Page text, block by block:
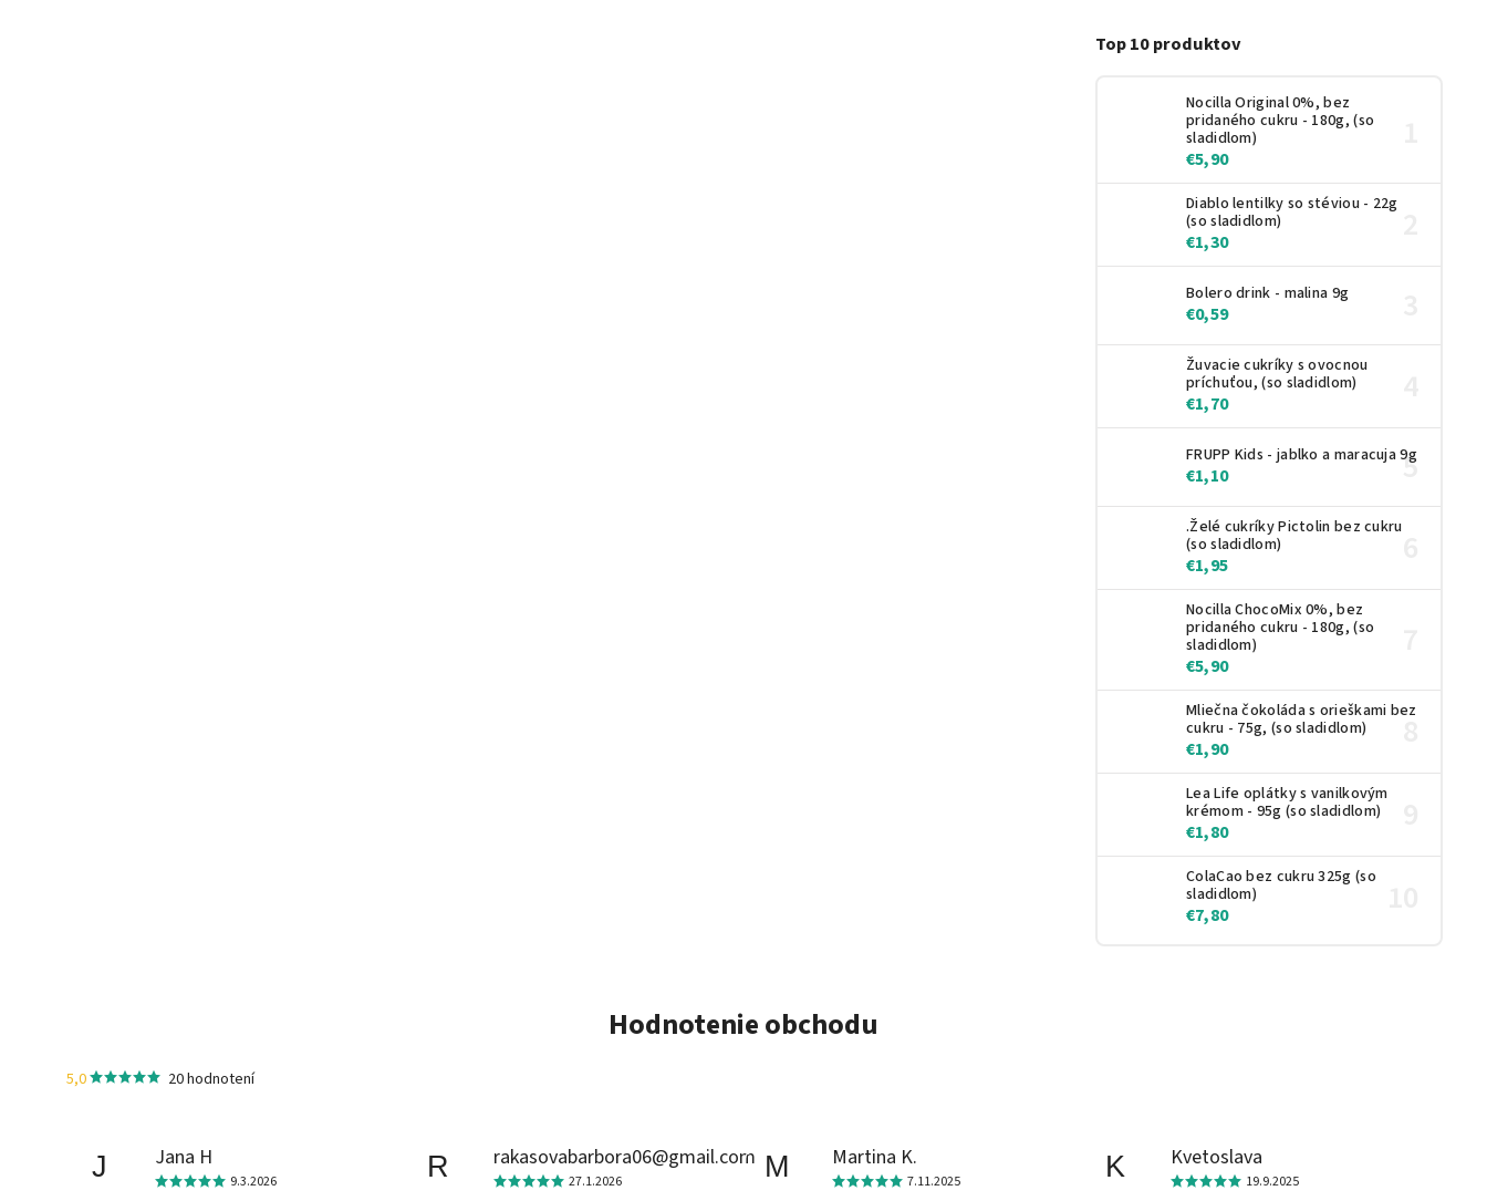
Top 10 produktov
Nocilla Original 0%, bez
pridaného cukru - 180g, (so
sladidlom)
€5,90
Diablo lentilky so stéviou - 22g
(so sladidlom)
€1,30
Bolero drink - malina 9g
€0,59
Žuvacie cukríky s ovocnou
príchuťou, (so sladidlom)
€1,70
FRUPP Kids - jablko a maracuja 9g
€1,10
.Želé cukríky Pictolin bez cukru
(so sladidlom)
€1,95
Nocilla ChocoMix 0%, bez
pridaného cukru - 180g, (so
sladidlom)
€5,90
Mliečna čokoláda s orieškami bez
cukru - 75g, (so sladidlom)
€1,90
Lea Life oplátky s vanilkovým
krémom - 95g (so sladidlom)
€1,80
ColaCao bez cukru 325g (so
sladidlom)
€7,80
Hodnotenie obchodu
5,0 20 hodnotení
J Jana H
9.3.2026 R rakasovabarbora06@gmail.com
27.1.2026 M Martina K.
7.11.2025 K Kvetoslava
19.9.2025